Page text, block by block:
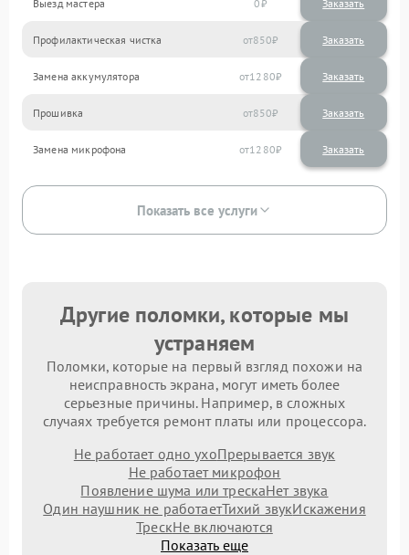
Выезд мастера 0 Заказать
Профилактическая чистка 850
Замена аккумулятора 1280
Прошивка 850
Замена микрофона 1280
Показать все услуги
Другие поломки, которые мы
устраняем
Поломки, которые на первый взгляд похожи на
неисправность экрана, могут иметь более
серьезные причины. Например, в сложных
случаях требуется ремонт платы или процессора.
Не работает одно ухоПрерывается звук
Не работает микрофон
Появление шума или трескаНет звука
Один наушник не работаетТихий звукИскажения
ТрескНе включаются
Показать еще